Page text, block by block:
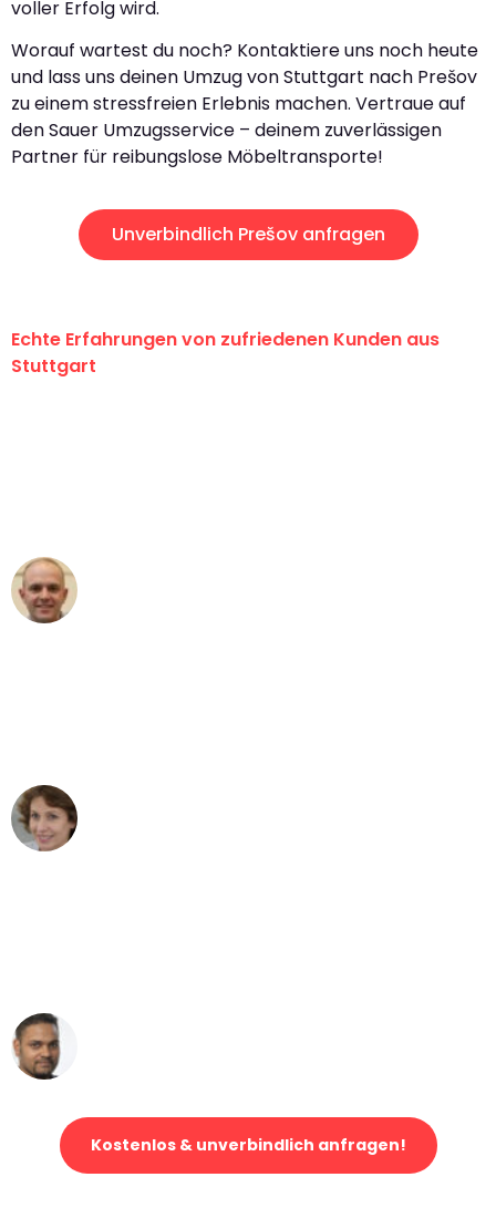
voller Erfolg wird.
Worauf wartest du noch? Kontaktiere uns noch heute
und lass uns deinen Umzug von Stuttgart nach Prešov
zu einem stressfreien Erlebnis machen. Vertraue auf
den Sauer Umzugsservice – deinem zuverlässigen
Partner für reibungslose Möbeltransporte!
Unverbindlich Prešov anfragen
Echte Erfahrungen von zufriedenen Kunden aus
Stuttgart
Kostenlos & unverbindlich anfragen!